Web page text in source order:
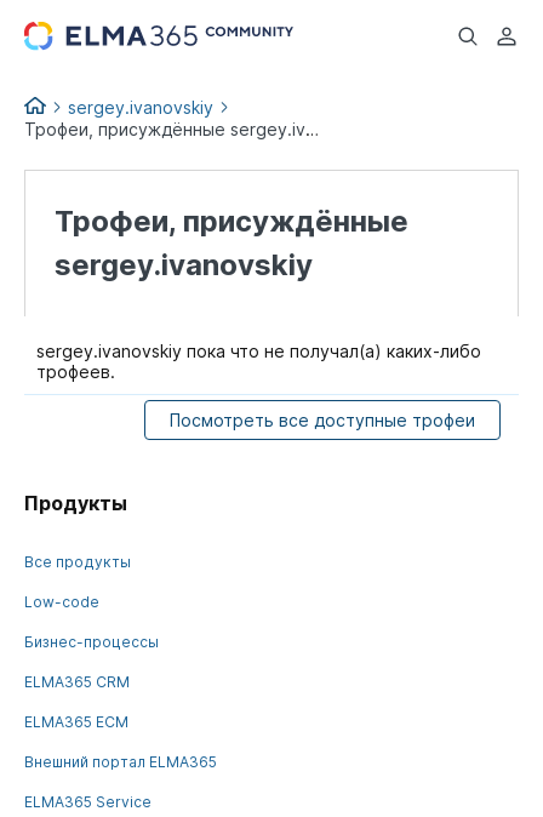
...
sergey.ivanovskiy
Трофеи, присуждённые sergey.ivanovskiy
Трофеи, присуждённые
sergey.ivanovskiy
sergey.ivanovskiy пока что не получал(а) каких-либо
трофеев.
Посмотреть все доступные трофеи
Продукты
Все продукты
Low-code
Бизнес-процессы
ELMA365 CRM
ELMA365 ECM
Внешний портал ELMA365
ELMA365 Service